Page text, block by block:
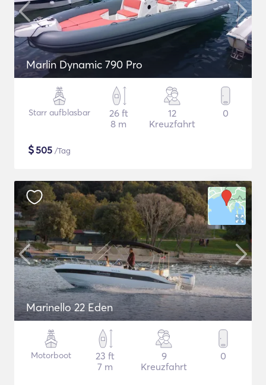
Marlin Dynamic 790 Pro
Starr aufblasbar
26 ft
8 m
12
Kreuzfahrt
0
$505 /Tag
Marinello 22 Eden
Motorboot
23 ft
7 m
9
Kreuzfahrt
0